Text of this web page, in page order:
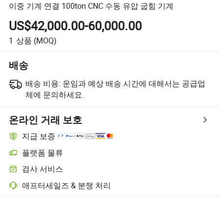
이중 기계 연결 100ton CNC 수동 유압 굽힘 기계
US$42,000.00-60,000.00
1 상품 (MOQ)
배송
배송 비용: 운임과 예상 배송 시간에 대해서는 공급업
체에 문의하세요.
온라인 거래 보호
지급 보증
플랫폼 물류
검사 서비스
애프터세일즈 & 분쟁 처리